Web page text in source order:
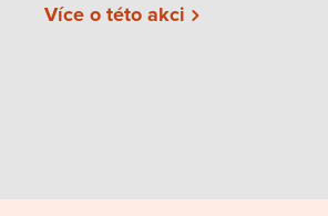
Více o této akci